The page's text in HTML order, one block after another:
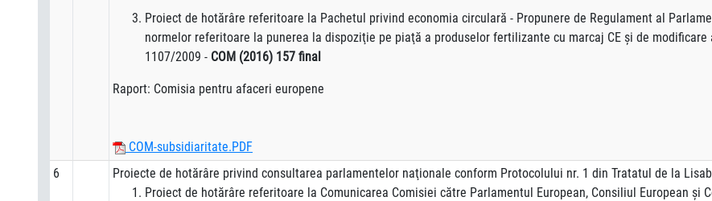
Proiect de hotărâre referitoare la Pachetul privind economia circulară - Propunere de Regulament al
normelor referitoare la punerea la dispoziţie pe piaţă a produselor fertilizante cu marcaj CE şi de modificare
1107/2009 - COM (2016) 157 final
Raport: Comisia pentru afaceri europene
COM-subsidiaritate.PDF
6
Proiecte de hotărâre privind consultarea parlamentelor naţionale conform Protocolului nr. 1 din Tratatul de la
Proiect de hotărâre referitoare la Comunicarea Comisiei către Parlamentul European, Consiliul European şi